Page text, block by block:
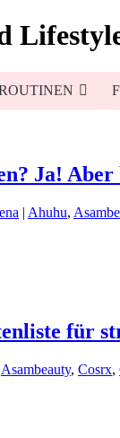
Ja! Aber
| Ahuhu,
für
Asambeauty, Cosrx,